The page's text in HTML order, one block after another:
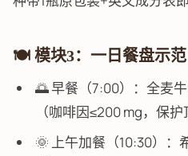
🍽️ 模块3：一日餐盘示范
🌅 早餐（7:00）：全麦
（咖啡因≤200 mg，保护
🌞 上午加餐（10:30）：